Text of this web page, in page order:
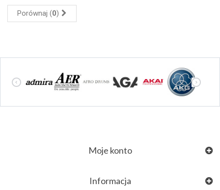
Porównaj (0)
Moje konto
Informacja